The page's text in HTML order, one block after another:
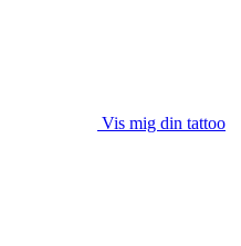
Vis mig din tattoo